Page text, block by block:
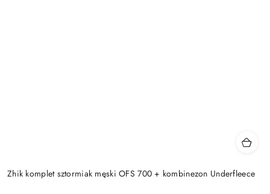
Zhik komplet sztormiak męski OFS 700 + kombinezon Underfleece